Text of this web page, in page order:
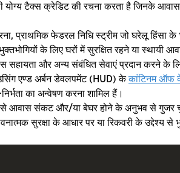
योग्य टैक्स क्रेडिट की रचना करता है जिनके
प्राथमिक फेडरल निधि स्ट्रीम जो घरेलू
के लिए घरों में सुरक्षित रहने या
और अन्य संबंधित सेवाएं प्रदान करने के
एण्ड अर्बन डेवलपमेंट (HUD) केकांटिनम ऑफ
का अन्वेषण करना शामिल हैं।
आवास संकट और/या बेघर होने के अनुभव से गुजर
सुरक्षा के आधार पर या रिकवरी के